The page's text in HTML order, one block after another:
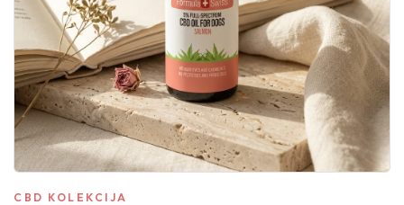
CBD KOLEKCIJA